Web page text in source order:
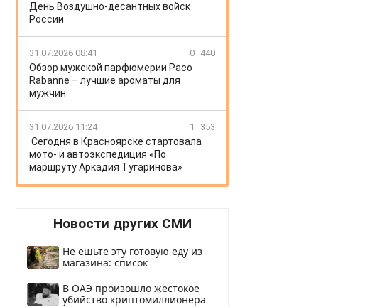
День Воздушно-десантных войск
России
31.07.2026 08:41 0 440
Обзор мужской парфюмерии Paco
Rabanne – лучшие ароматы для
мужчин
31.07.2026 11:24 1 353
Сегодня в Красноярске стартовала
мото- и автоэкспедиция «По
маршруту Аркадия Тугаринова»
Новости других СМИ
Не ешьте эту готовую еду из
магазина: список
В ОАЭ произошло жестокое
убийство криптомиллионера